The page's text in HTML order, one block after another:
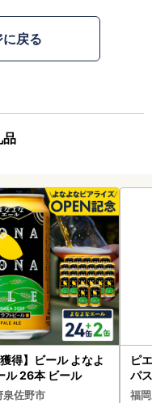
戻る
品
獲得】ビール よなよ
ル 26本 ビール
泉佐野市
ピ
パ
福